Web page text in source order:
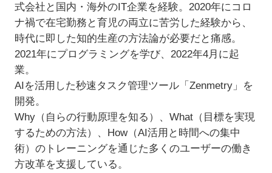
式会社と国内・海外のIT企業を経験。2020年にコロ
ナ禍で在宅勤務と育児の両立に苦労した経験から、
時代に即した知的生産の方法論が必要だと痛感。
2021年にプログラミングを学び、2022年4月に起
業。
AIを活用した秒速タスク管理ツール「Zenmetry」を
開発。
Why（自らの行動原理を知る）、What（目標を実現
するための方法）、How（AI活用と時間への集中
術）のトレーニングを通じた多くのユーザーの働き
方改革を支援している。